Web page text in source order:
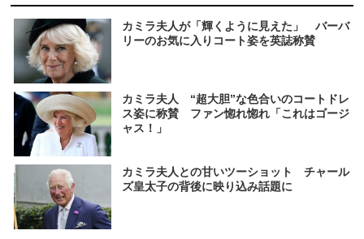
カミラ夫人が「輝くように見えた」 バーバ
リーのお気に入りコート姿を英誌称賛
カミラ夫人 “超大胆”な色合いのコートドレ
ス姿に称賛 ファン惚れ惚れ「これはゴージ
ャス！」
カミラ夫人との甘いツーショット チャール
ズ皇太子の背後に映り込み話題に